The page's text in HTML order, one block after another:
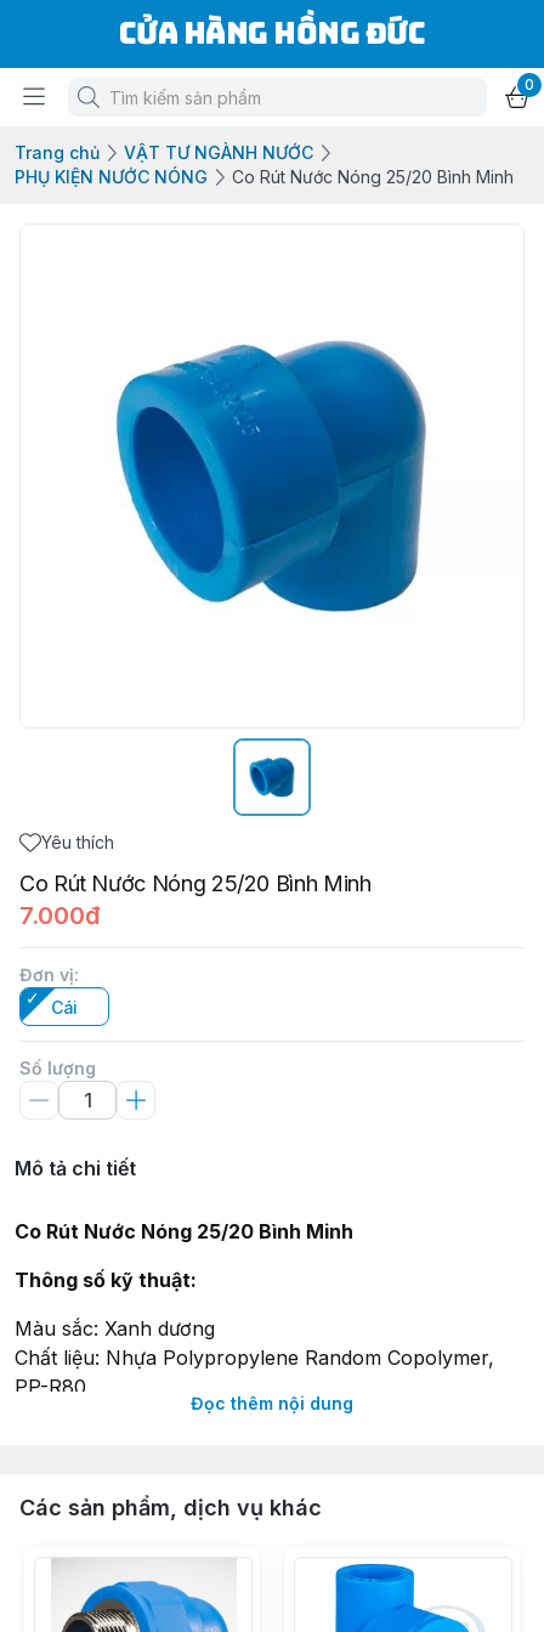
Cửa Hàng Hồng Đức
0
Trang chủ
VẬT TƯ NGÀNH NƯỚC
PHỤ KIỆN NƯỚC NÓNG
Co Rút Nước Nóng 25/20 Bình Minh
Yêu thích
Co Rút Nước Nóng 25/20 Bình Minh
7.000đ
Đơn vị:
Cái
Số lượng
Mô tả chi tiết
Co Rút Nước Nóng 25/20 Bình Minh
Thông số kỹ thuật:
Màu sắc: Xanh dương
Chất liệu: Nhựa Polypropylene Random Copolymer,
PP-R80
Tỷ trọng: 0.91 g/cm³
Điện trở suất bề mặt: 10^12 Ω
Chỉ số chảy tối đa (230°C/2.16kg): 0.5 g/10 phút
Nhiệt độ hoá mềm vicat (VST/A/50K/h (10N)): 132 °C
Đọc thêm nội dung
Các sản phẩm, dịch vụ khác